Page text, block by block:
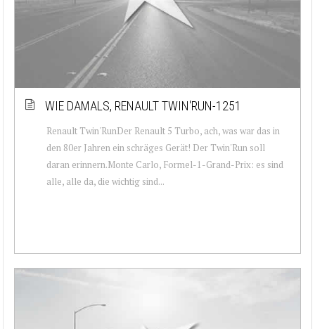
WIE DAMALS, RENAULT TWIN'RUN-1251
Renault Twin'RunDer Renault 5 Turbo, ach, was war das in
den 80er Jahren ein schräges Gerät! Der Twin'Run soll
daran erinnern.Monte Carlo, Formel-1-Grand-Prix: es sind
alle, alle da, die wichtig sind...